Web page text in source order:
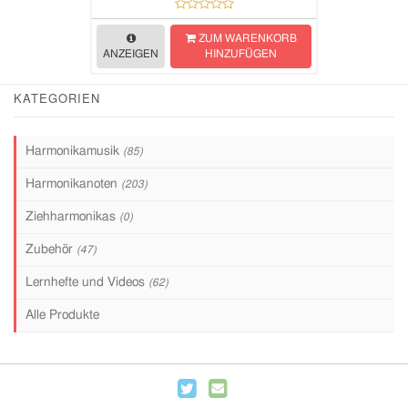
ANZEIGEN
ZUM WARENKORB
HINZUFÜGEN
KATEGORIEN
Harmonikamusik (85)
Harmonikanoten (203)
Ziehharmonikas (0)
Zubehör (47)
Lernhefte und Videos (62)
Alle Produkte